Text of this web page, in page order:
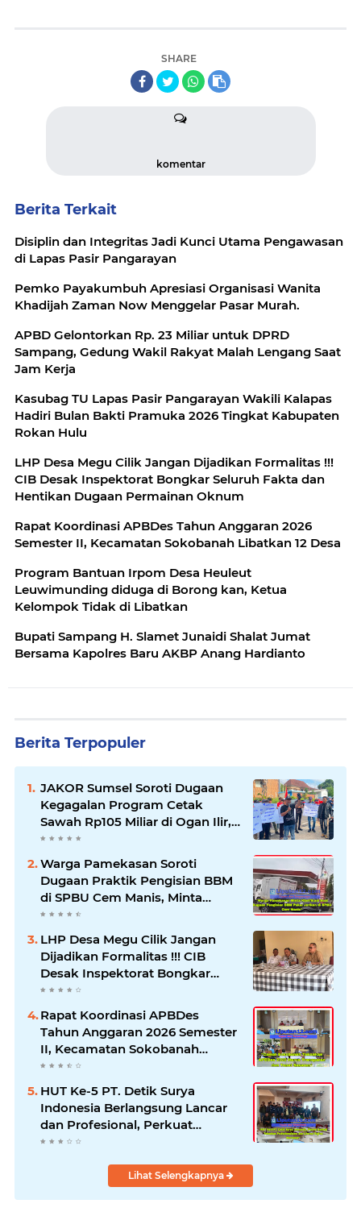
SHARE
komentar
Berita Terkait
Disiplin dan Integritas Jadi Kunci Utama Pengawasan
di Lapas Pasir Pangarayan
Pemko Payakumbuh Apresiasi Organisasi Wanita
Khadijah Zaman Now Menggelar Pasar Murah.
APBD Gelontorkan Rp. 23 Miliar untuk DPRD
Sampang, Gedung Wakil Rakyat Malah Lengang Saat
Jam Kerja
Kasubag TU Lapas Pasir Pangarayan Wakili Kalapas
Hadiri Bulan Bakti Pramuka 2026 Tingkat Kabupaten
Rokan Hulu
LHP Desa Megu Cilik Jangan Dijadikan Formalitas !!!
CIB Desak Inspektorat Bongkar Seluruh Fakta dan
Hentikan Dugaan Permainan Oknum
Rapat Koordinasi APBDes Tahun Anggaran 2026
Semester II, Kecamatan Sokobanah Libatkan 12 Desa
Program Bantuan Irpom Desa Heuleut
Leuwimunding diduga di Borong kan, Ketua
Kelompok Tidak di Libatkan
Bupati Sampang H. Slamet Junaidi Shalat Jumat
Bersama Kapolres Baru AKBP Anang Hardianto
Berita Terpopuler
JAKOR Sumsel Soroti Dugaan
Kegagalan Program Cetak
Sawah Rp105 Miliar di Ogan Ilir,
Desak Kadis Pertanian Mundur
Warga Pamekasan Soroti
Dugaan Praktik Pengisian BBM
di SPBU Cem Manis, Minta
Klarifikasi dan Pengawasan
LHP Desa Megu Cilik Jangan
Dijadikan Formalitas !!! CIB
Desak Inspektorat Bongkar
Seluruh Fakta dan Hentikan
Dugaan Permainan Oknum
Rapat Koordinasi APBDes
Tahun Anggaran 2026 Semester
II, Kecamatan Sokobanah
Libatkan 12 Desa
HUT Ke-5 PT. Detik Surya
Indonesia Berlangsung Lancar
dan Profesional, Perkuat
Kompetensi Wartawan
Lihat Selengkapnya